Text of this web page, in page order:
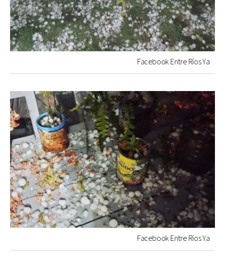
Facebook Entre Ríos Ya
Facebook Entre Ríos Ya